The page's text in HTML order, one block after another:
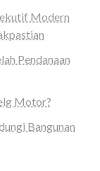
Modern
Pendanaan
Motor?
Bangunan